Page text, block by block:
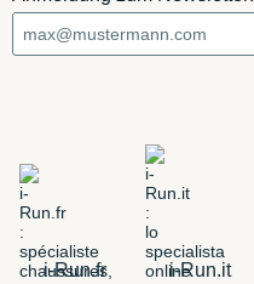
i-Run.fr i-Run.it